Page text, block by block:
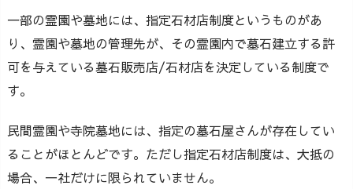
一部の霊園や墓地には、指定石材店制度というものがあ
り、霊園や墓地の管理先が、その霊園内で墓石建立する許
可を与えている墓石販売店/石材店を決定している制度で
す。
民間霊園や寺院墓地には、指定の墓石屋さんが存在してい
ることがほとんどです。ただし指定石材店制度は、大抵の
場合、一社だけに限られていません。